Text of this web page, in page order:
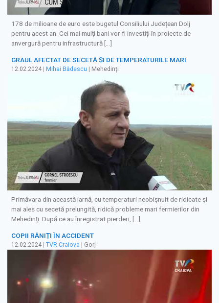
178 de milioane de euro este bugetul Consiliului Județean Dolj
pentru acest an. Cei mai mulți bani vor fi investiți în proiecte de
anvergură pentru infrastructură […]
GRÂUL AFECTAT DE SECETĂ ȘI DE TEMPERATURILE MARI
12.02.2024 Mihai Bădescu | Mehedinți
Primăvara din această iarnă, cu temperaturi neobișnuit de ridicate și
mai ales cu secetă prelungită, ridică probleme mari fermierilor din
Mehedinți. După ce au înregistrat pierderi, […]
COPII RĂNIȚI ÎN ACCIDENT
12.02.2024 TVR Craiova | Gorj